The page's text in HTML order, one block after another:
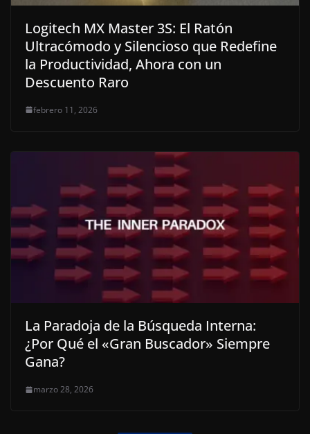
Logitech MX Master 3S: El Ratón
Ultracómodo y Silencioso que Redefine
la Productividad, Ahora con un
Descuento Raro
febrero 11, 2026
La Paradoja de la Búsqueda Interna:
¿Por Qué el «Gran Buscador» Siempre
Gana?
marzo 28, 2026